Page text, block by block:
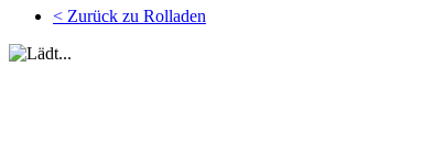
< Zurück zu Rolladen